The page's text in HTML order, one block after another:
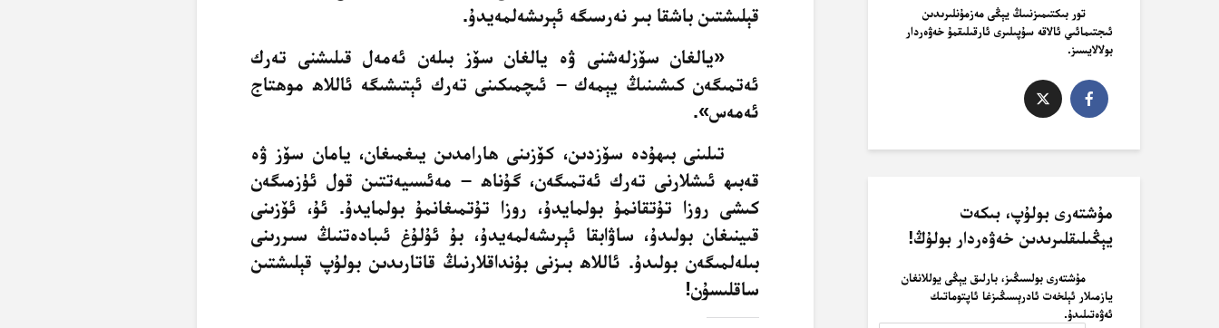
قېلىشتىن باشقا بىر نەرسىگە ئېرىشەلمەيدۇ.
«يالغان سۆزلەشنى ۋە يالغان سۆز بىلەن ئەمەل قىلىشنى تەرك
ئەتمىگەن كىشىنىڭ يېمەك – ئىچمىكىنى تەرك ئېتىشىگە ئاللاھ موھتاج
ئەمەس».
تىلىنى بىھۇدە سۆزدىن، كۆزىنى ھارامدىن يىغمىغان، يامان سۆز ۋە
قەبىھ ئىشلارنى تەرك ئەتمىگەن، گۇناھ – مەئسىيەتتىن قول ئۈزمىگەن
كىشى روزا تۇتقانمۇ بولمايدۇ، روزا تۇتمىغانمۇ بولمايدۇ. ئۇ، ئۆزىنى
قىينىغان بولىدۇ، ساۋابقا ئېرىشەلمەيدۇ، بۇ ئۇلۇغ ئىبادەتنىڭ سىررىنى
بىلەلمىگەن بولىدۇ. ئاللاھ بىزنى بۇنداقلارنىڭ قاتارىدىن بولۇپ قېلىشتىن
ساقلىسۇن!
تور بىكتىمىزنىىڭ يېڭى مەزمۇنلىرىدىن
ئىجتىمائىي ئالاقە سۇپىلىرى ئارقىلىقمۇ خەۋەردار
بولالايسىز.
مۇشتەرى بولۇپ، بىكەت
يېڭىلىقلىرىدىن خەۋەردار بولۇڭ!
مۇشتەرى بولسىڭىز، بارلىق يېڭى يوللانغان
يازمىلار ئېلخەت ئادرېسىڭىزغا ئاپتوماتىك
ئەۋەتىلىدۇ.